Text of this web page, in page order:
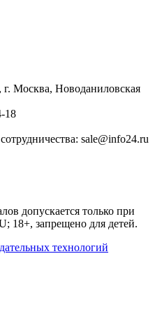
г. Москва, Новоданиловская
18
sale@info24.ru
допускается только при
18+, запрещено для детей.
технологий